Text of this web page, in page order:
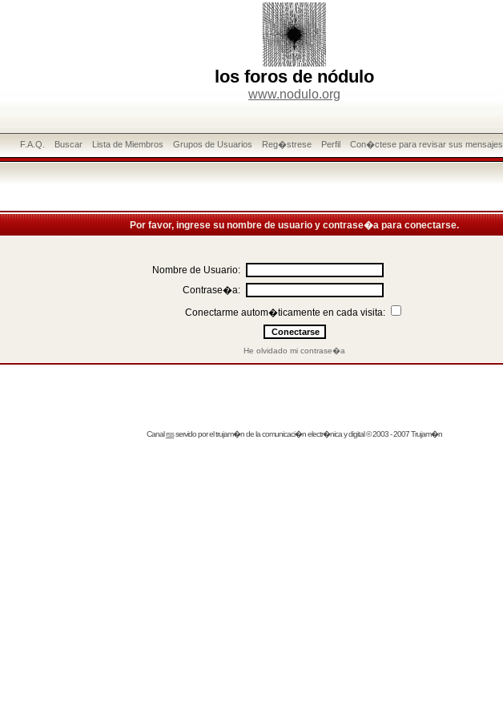
los foros de nódulo
www.nodulo.org
F.A.Q. Buscar Lista de Miembros Grupos de Usuarios Reg�strese Perfil Con�ctese para revisar sus mensajes
Por favor, ingrese su nombre de usuario y contrase�a para conectarse.
Nombre de Usuario:
Contrase�a:
Conectarme autom�ticamente en cada visita:
He olvidado mi contrase�a
Canalrssservido por eltrujam�nde la comunicaci�n electr�nica y digital © 2003 - 2007 Trujam�n